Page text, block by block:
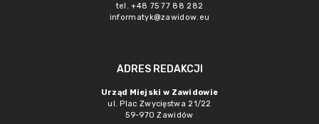
tel. +48 75 77 88 282
informatyk@zawidow.eu
ADRES REDAKCJI
Urząd Miejski w Zawidowie
ul. Plac Zwycięstwa 21/22
59-970 Zawidów